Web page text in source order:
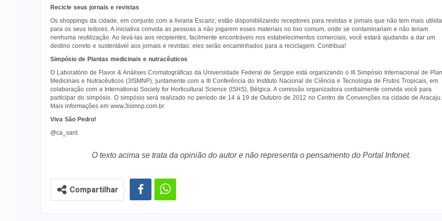
Recicle seus jornais e revistas
Os shoppings da cidade, em conjunto com a livraria Escariz, estão disponibilizando receptores para revistas e jornais que não tem mais
para os seus leitores. A iniciativa convida as pessoas a não jogarem esses materiais no lixo comum, onde se contaminariam e não teriam
nenhuma reutilização. Ao levá-las aos recipientes, facilmente encontráveis nos estabelecimentos comerciais, você estará ajudando a dar um
destino correto e sustentável aos jornais e revistas: eles serão encaminhados para a reciclagem. Contribua!
Simpósio de Plantas medicinais e nutracêuticos
O Laboratório de Flavor & Análises Cromatográficas da Universidade Federal de Sergipe está organizando o III Simpósio Internacional de
Medicinais e Nutracêuticos (3ISMNP), juntamente com a III Conferência do Instituto Nacional de Ciência e Tecnologia de Frutos Tropicais, em
colaboração com a International Society for Horticultural Science (ISHS), Bélgica. A comissão organizadora cordialmente convida você para
participar do simpósio. O simpósio será realizado no período de 14 à 19 de Outubro de 2012 no Centro de Convenções na cidade de Aracaju.
Mais informações em www.3ismnp.com.br
Viva São Pedro!
@ca_sant
O texto acima se trata da opinião do autor e não representa o pensamento do Portal Infonet.
Compartilhar